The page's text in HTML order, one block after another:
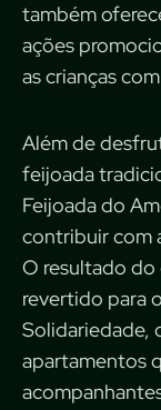
também
ações
as crianças
Além de
feijoada
Feijoada do
contribuir com
O resultado
revertido para
Solidariedade,
apartamentos